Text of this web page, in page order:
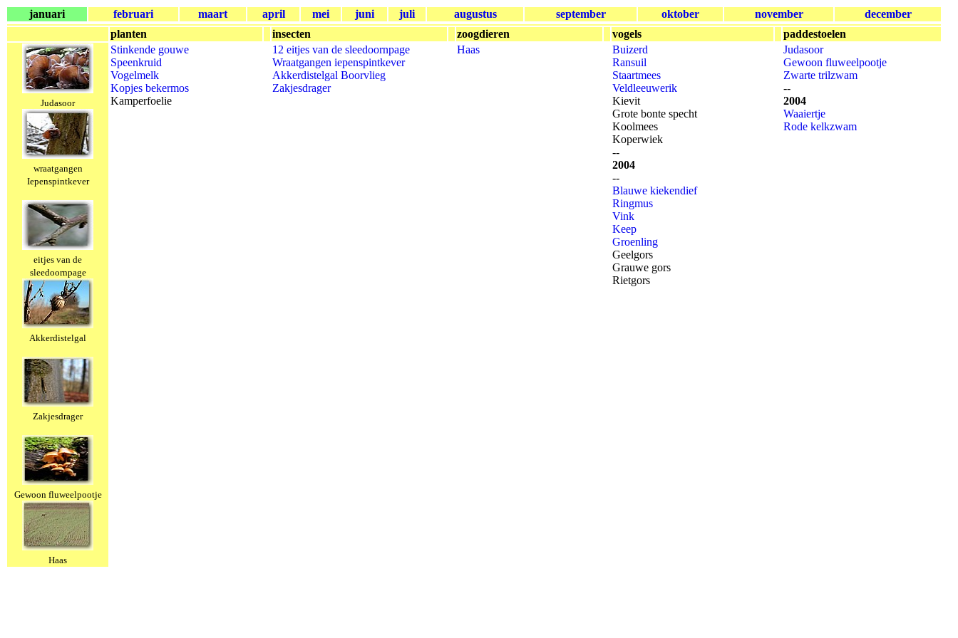
januari februari maart april mei juni juli augustus september oktober november
december
planten
insecten zoogdieren vogels paddestoelen
Judasoor
wraatgangen
Iepenspintkever
eitjes van de
sleedoornpage
Akkerdistelgal
Zakjesdrager
Gewoon fluweelpootje
Haas
Stinkende gouwe
Speenkruid
Vogelmelk
Kopjes bekermos
Kamperfoelie
12 eitjes van de sleedoornpage
Wraatgangen iepenspintkever
Akkerdistelgal Boorvlieg
Zakjesdrager
Haas
Buizerd
Ransuil
Staartmees
Veldleeuwerik
Kievit
Grote bonte specht
Koolmees
Koperwiek
--
2004
--
Blauwe kiekendief
Ringmus
Vink
Keep
Groenling
Geelgors
Grauwe gors
Rietgors
Judasoor
Gewoon fluweelpootje
Zwarte trilzwam
--
2004
Waaiertje
Rode kelkzwam